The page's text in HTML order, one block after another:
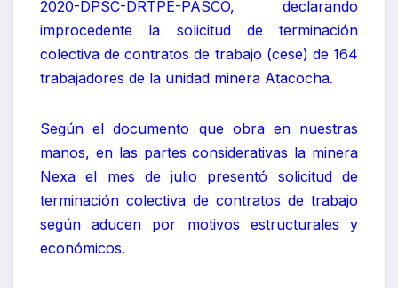
2020-DPSC-DRTPE-PASCO, declarando
improcedente la solicitud de terminación
colectiva de contratos de trabajo (cese) de 164
trabajadores de la unidad minera Atacocha.
Según el documento que obra en nuestras
manos, en las partes considerativas la minera
Nexa el mes de julio presentó solicitud de
terminación colectiva de contratos de trabajo
según aducen por motivos estructurales y
económicos.